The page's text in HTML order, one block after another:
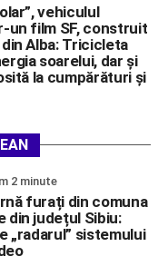
vehiculul
un film SF, construit
Alba: Tricicleta
soarelui, dar și
la cumpărături și
2 minute
furați din comuna
din județul Sibiu:
„radarul” sistemului